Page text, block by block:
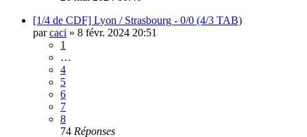
[1/4 de CDF] Lyon / Strasbourg - 0/0 (4/3 TAB)
parcaci » 8 févr. 2024 20:51
1
…
4
5
6
7
8
74 Réponses